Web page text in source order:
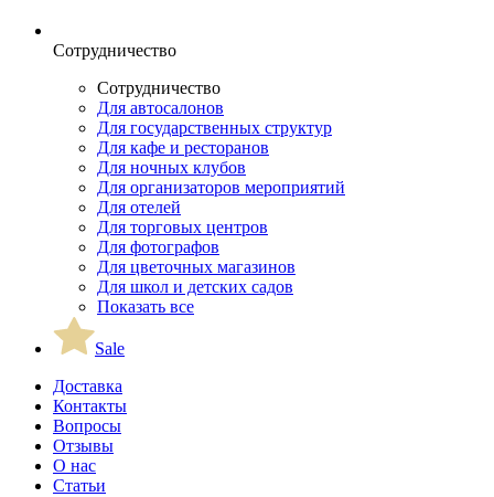
Сотрудничество
Сотрудничество
Для автосалонов
Для государственных структур
Для кафе и ресторанов
Для ночных клубов
Для организаторов мероприятий
Для отелей
Для торговых центров
Для фотографов
Для цветочных магазинов
Для школ и детских садов
Показать все
Sale
Доставка
Контакты
Вопросы
Отзывы
О нас
Статьи